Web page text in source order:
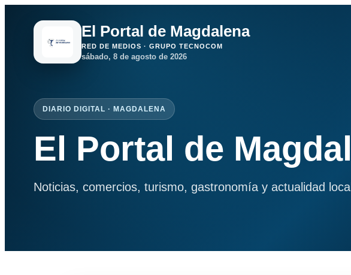
El Portal de Magdalena
RED DE MEDIOS · GRUPO TECNOCOM
sábado, 8 de agosto de 2026
DIARIO DIGITAL · MAGDALENA
El Portal de
Noticias, comercios, turismo, gastronomía y actualidad